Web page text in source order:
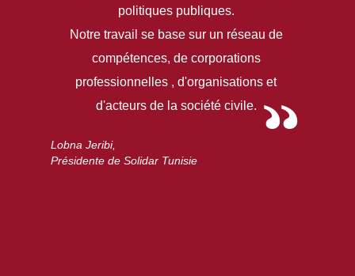
politiques publiques.
Notre travail se base sur un réseau de
compétences, de corporations
professionnelles , d'organisations et
d'acteurs de la société civile.
Lobna Jeribi,
Présidente de Solidar Tunisie